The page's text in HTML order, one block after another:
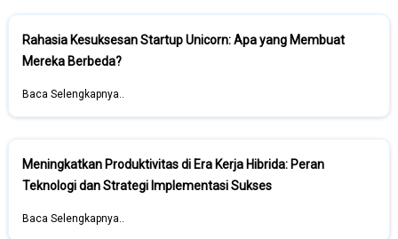
Rahasia Kesuksesan Startup Unicorn: Apa yang Membuat
Mereka Berbeda?
Baca Selengkapnya..
Meningkatkan Produktivitas di Era Kerja Hibrida: Peran
Teknologi dan Strategi Implementasi Sukses
Baca Selengkapnya..